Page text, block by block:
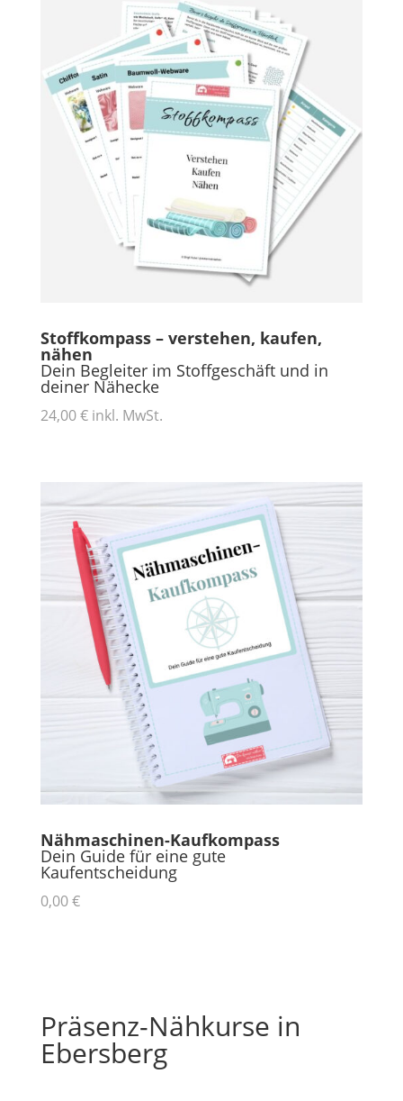
Stoffkompass – verstehen, kaufen,
nähen
Dein Begleiter im Stoffgeschäft und in
deiner Nähecke
24,00 € inkl. MwSt.
Nähmaschinen-Kaufkompass
Dein Guide für eine gute
Kaufentscheidung
0,00 €
Präsenz-Nähkurse in
Ebersberg